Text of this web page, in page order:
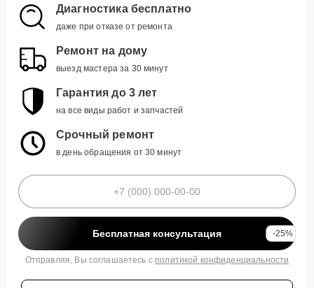
Диагностика бесплатно
даже при отказе от ремонта
Ремонт на дому
выезд мастера за 30 минут
Гарантия до 3 лет
на все виды работ и запчастей
Срочный ремонт
в день обращения от 30 минут
Бесплатная консультация -25%
Отправляя, Вы соглашаетесь с политикой конфиденциальности